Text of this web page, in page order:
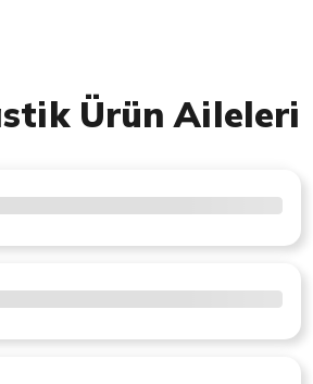
Ürün Aileleri